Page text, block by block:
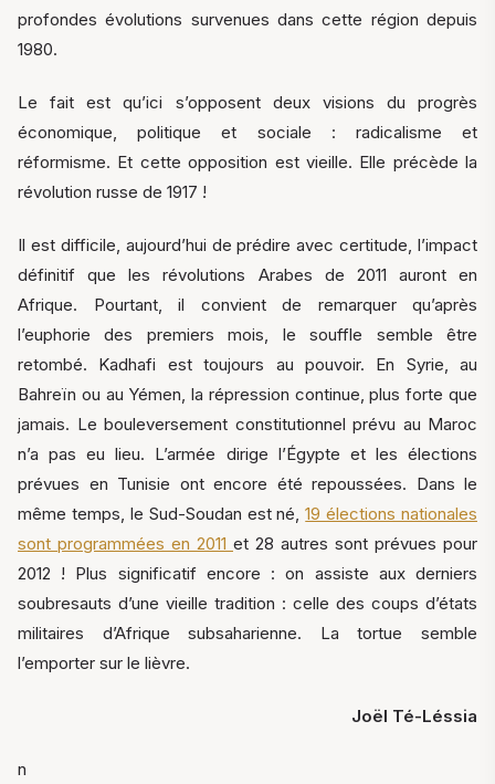
profondes évolutions survenues dans cette région depuis
1980.
Le fait est qu’ici s’opposent deux visions du progrès
économique, politique et sociale : radicalisme et
réformisme. Et cette opposition est vieille. Elle précède la
révolution russe de 1917 !
Il est difficile, aujourd’hui de prédire avec certitude, l’impact
définitif que les révolutions Arabes de 2011 auront en
Afrique. Pourtant, il convient de remarquer qu’après
l’euphorie des premiers mois, le souffle semble être
retombé. Kadhafi est toujours au pouvoir. En Syrie, au
Bahreïn ou au Yémen, la répression continue, plus forte que
jamais. Le bouleversement constitutionnel prévu au Maroc
n’a pas eu lieu. L’armée dirige l’Égypte et les élections
prévues en Tunisie ont encore été repoussées. Dans le
même temps, le Sud-Soudan est né,19 élections nationales
sont programmées en 2011 et 28 autres sont prévues pour
2012 ! Plus significatif encore : on assiste aux derniers
soubresauts d’une vieille tradition : celle des coups d’états
militaires d’Afrique subsaharienne. La tortue semble
l’emporter sur le lièvre.
Joël Té-Léssia
n